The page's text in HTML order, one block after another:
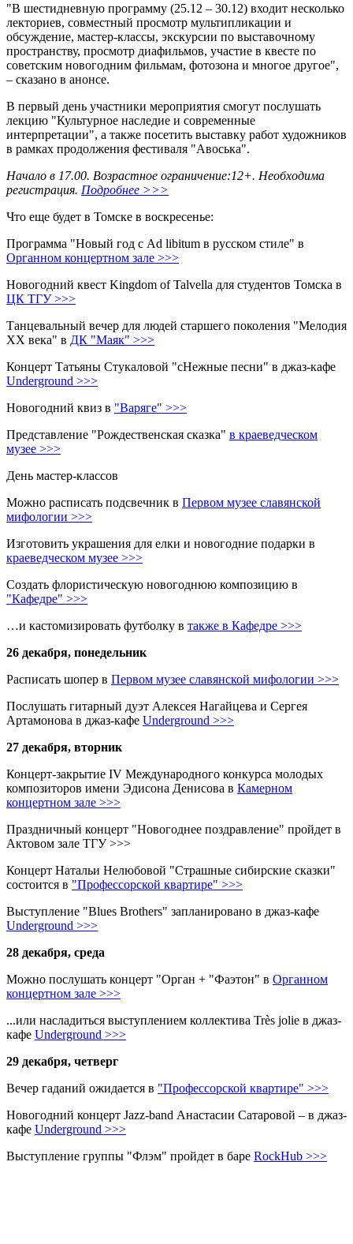
"В шестидневную программу (25.12 – 30.12) входит несколько
лекториев, совместный просмотр мультипликации и
обсуждение, мастер-классы, экскурсии по выставочному
пространству, просмотр диафильмов, участие в квесте по
советским новогодним фильмам, фотозона и многое другое",
– сказано в анонсе.
В первый день участники мероприятия смогут послушать
лекцию "Культурное наследие и современные
интерпретации", а также посетить выставку работ художников
в рамках продолжения фестиваля "Авоська".
Начало в 17.00. Возрастное ограничение:12+. Необходима
регистрация. Подробнее >>>
Что еще будет в Томске в воскресенье:
Программа "Новый год с Ad libitum в русском стиле" в
Органном концертном зале >>>
Новогодний квест Kingdom of Talvella для студентов Томска в
ЦК ТГУ >>>
Танцевальный вечер для людей старшего поколения "Мелодия
XX века" в ДК "Маяк" >>>
Концерт Татьяны Стукаловой "сНежные песни" в джаз-кафе
Underground >>>
Новогодний квиз в "Варяге" >>>
Представление "Рождественская сказка" в краеведческом
музее >>>
День мастер-классов
Можно расписать подсвечник в Первом музее славянской
мифологии >>>
Изготовить украшения для елки и новогодние подарки в
краеведческом музее >>>
Создать флористическую новогоднюю композицию в
"Кафедре" >>>
…и кастомизировать футболку в также в Кафедре >>>
26 декабря, понедельник
Расписать шопер в Первом музее славянской мифологии >>>
Послушать гитарный дуэт Алексея Нагайцева и Сергея
Артамонова в джаз-кафе Underground >>>
27 декабря, вторник
Концерт-закрытие IV Международного конкурса молодых
композиторов имени Эдисона Денисова в Камерном
концертном зале >>>
Праздничный концерт "Новогоднее поздравление" пройдет в
Актовом зале ТГУ >>>
Концерт Натальи Нелюбовой "Страшные сибирские сказки"
состоится в "Профессорской квартире" >>>
Выступление "Blues Brothers" запланировано в джаз-кафе
Underground >>>
28 декабря, среда
Можно послушать концерт "Орган + "Фаэтон" в Органном
концертном зале >>>
...или насладиться выступлением коллектива Très jolie в джаз-
кафе Underground >>>
29 декабря, четверг
Вечер гаданий ожидается в "Профессорской квартире" >>>
Новогодний концерт Jazz-band Анастасии Сатаровой – в джаз-
кафе Underground >>>
Выступление группы "Флэм" пройдет в баре RockHub >>>